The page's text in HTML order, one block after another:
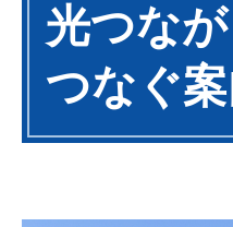
光つな
つなぐ